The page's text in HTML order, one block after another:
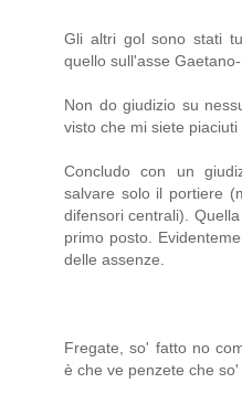
Gli altri gol sono stati
quello sull'asse Gaetano-
Non do giudizio su
visto che mi siete piaciuti
Concludo con un
salvare solo il portiere
difensori centrali).
primo posto.
delle assenze.
Fregate, so' fatto no
è che ve penzete che